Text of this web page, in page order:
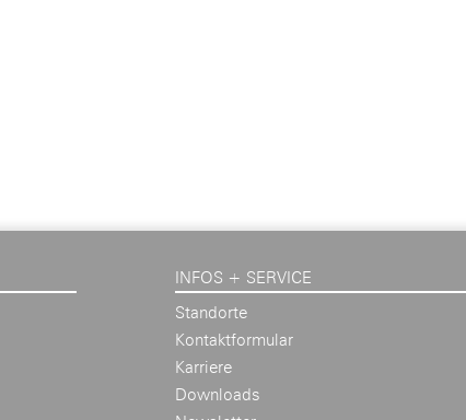
INFOS + SERVICE
Standorte
Kontaktformular
Karriere
Downloads